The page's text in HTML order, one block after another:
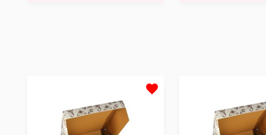
na zákusky, koláčiky, pagáče alebo
výslužku.50 ks/bal.V prípade, že
potrebujete tento typ krabice v
iných rozmeroch, odporúčame
na zákusky, koláčiky,
výslužku.50 ks/bal.V
potrebujete tento typ
iných rozmeroch,